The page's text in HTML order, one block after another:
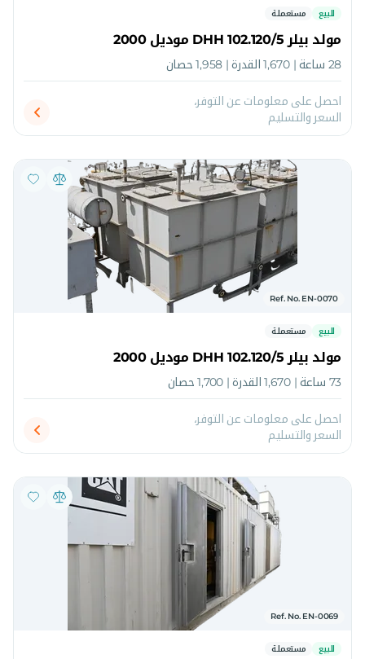
للبيع
مستعملة
مولد بيلر DHH 102.120/5 موديل 2000
28 ساعة | 1,670 القدرة | 1,958 حصان
احصل على معلومات عن التوفر،
السعر والتسليم
Ref. No. EN-0070
للبيع
مستعملة
مولد بيلر DHH 102.120/5 موديل 2000
73 ساعة | 1,670 القدرة | 1,700 حصان
احصل على معلومات عن التوفر،
السعر والتسليم
Ref. No. EN-0069
للبيع
مستعملة